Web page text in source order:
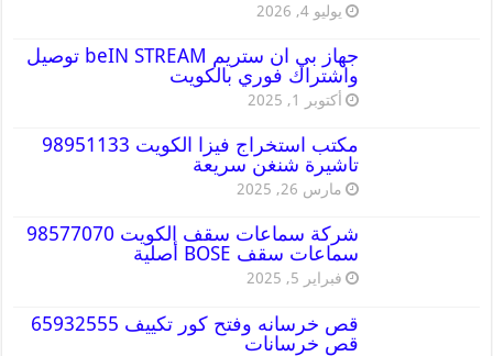
يوليو 4, 2026
جهاز بي ان ستريم beIN STREAM توصيل
واشتراك فوري بالكويت
أكتوبر 1, 2025
مكتب استخراج فيزا الكويت 98951133
تاشيرة شنغن سريعة
مارس 26, 2025
شركة سماعات سقف الكويت 98577070
سماعات سقف BOSE أصلية
فبراير 5, 2025
قص خرسانه وفتح كور تكييف 65932555
قص خرسانات